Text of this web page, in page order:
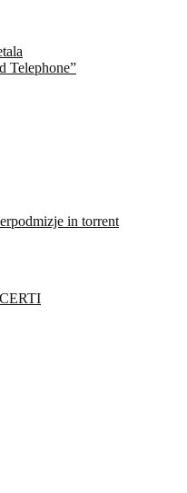
Telephone”
in torrent